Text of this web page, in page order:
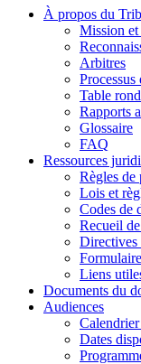
À propos du
Mission et
Arbitres
Processus
Table
Rapports
Glossaire
FAQ
Ressources
Règles de
Lois et
Codes de
Recueil
Directives
Liens
Documents du
Audiences
Dates